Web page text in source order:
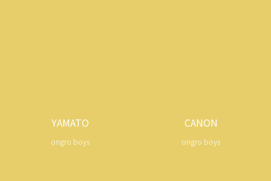
YAMATO
ongro boys
CANON
ongro boys